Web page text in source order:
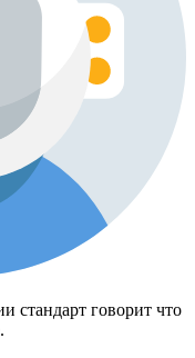
стандарт говорит что